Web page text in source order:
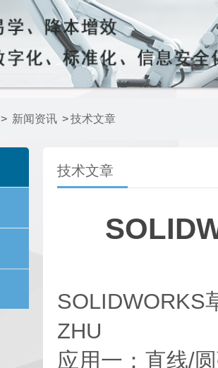
> 新闻资讯 >技术文章
技术文章
SOLIDWORKS
ZHU
应用一：直线/